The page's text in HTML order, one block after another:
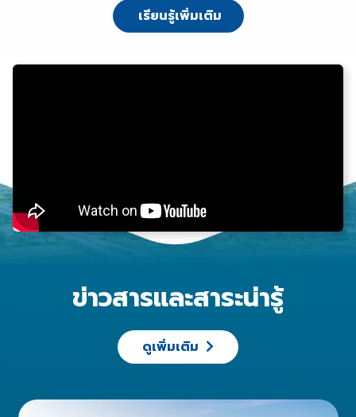
เรียนรู้เพิ่มเติม
ข่าวสารและสาระน่ารู้
ดูเพิ่มเติม